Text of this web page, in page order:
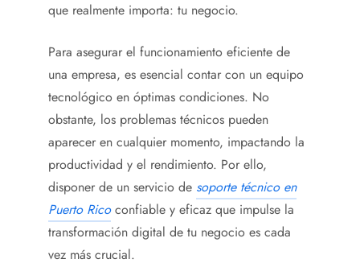
que realmente importa: tu negocio.
Para asegurar el funcionamiento eficiente de
una empresa, es esencial contar con un equipo
tecnológico en óptimas condiciones. No
obstante, los problemas técnicos pueden
aparecer en cualquier momento, impactando la
productividad y el rendimiento. Por ello,
disponer de un servicio de soporte técnico en
Puerto Ricoconfiable y eficaz que impulse la
transformación digital de tu negocio es cada
vez más crucial.